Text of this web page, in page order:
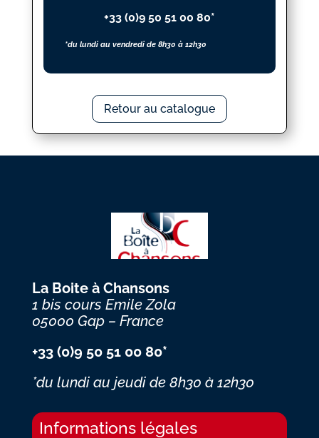
+33 (0)9 50 51 00 80*
*du lundi au vendredi de 8h30 à 12h30
Retour au catalogue
La Boite à Chansons
1 bis cours Emile Zola
05000 Gap – France
+33 (0)9 50 51 00 80*
*du lundi au jeudi de 8h30 à 12h30
Informations légales